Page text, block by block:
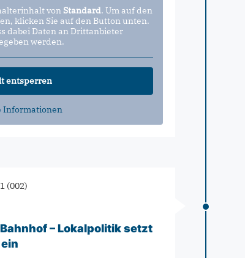
von Standard. Um auf den
klicken Sie auf den Button unten.
dabei Daten an Drittanbieter
werden.
entsperren
Informationen
– Lokalpolitik setzt